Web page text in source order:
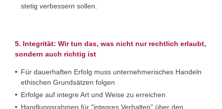
stetig verbessern sollen.
5. Integrität: Wir tun das, was nicht nur rechtlich erlaubt,
sondern auch richtig ist
Für dauerhaften Erfolg muss unternehmerisches Handeln
ethischen Grundsätzen folgen
Erfolge auf integre Art und Weise zu erreichen
Handlungsrahmen für "integres Verhalten" über den